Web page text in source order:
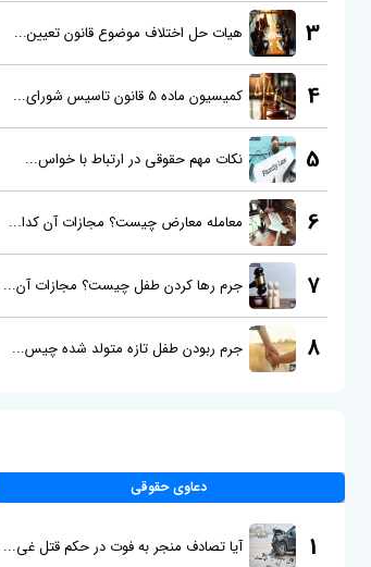
3 هیات حل اختلاف موضوع قانون تعیین...
4 کمیسیون ماده 5 قانون تاسیس شورای...
5 نکات مهم حقوقی در ارتباط با خواس...
6 معامله معارض چیست؟ مجازات آن کدا...
7 جرم رها کردن طفل چیست؟ مجازات آن...
8 جرم ربودن طفل تازه متولد شده چیس...
دعاوی حقوقی
1 آیا تصادف منجر به فوت در حکم قتل غی...